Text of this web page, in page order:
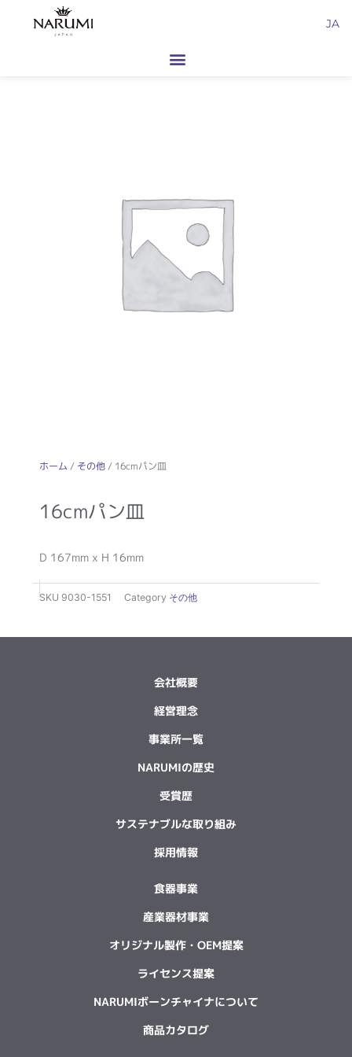
JA
ホーム / その他/ 16cmパン皿
16cmパン皿
D 167mm x H 16mm
SKU 9030-1551 Category その他
会社概要
経営理念
事業所一覧
NARUMIの歴史
受賞歴
サステナブルな取り組み
採用情報
食器事業
産業器材事業
オリジナル製作・OEM提案
ライセンス提案
NARUMIボーンチャイナについて
商品カタログ